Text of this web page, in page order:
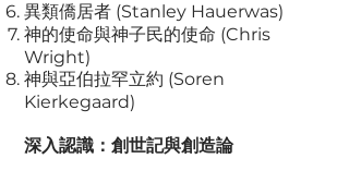
異類僑居者 (Stanley Hauerwas)
神的使命與神子民的使命 (Chris
Wright)
神與亞伯拉罕立約 (Soren
Kierkegaard)
深入認識：創世記與創造論